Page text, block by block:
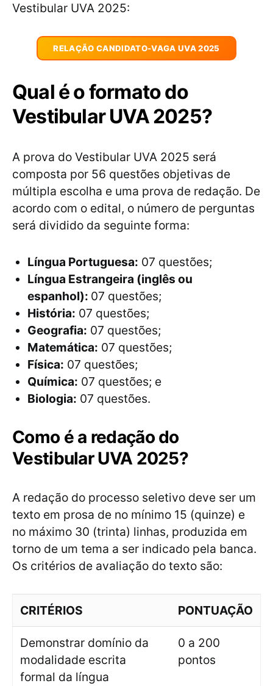
Vestibular UVA 2025:
RELAÇÃO CANDIDATO-VAGA UVA 2025
Qual é o formato do
Vestibular UVA 2025?
A prova do Vestibular UVA 2025 será
composta por 56 questões objetivas de
múltipla escolha e uma prova de redação. De
acordo com o edital, o número de perguntas
será dividido da seguinte forma:
Língua Portuguesa: 07 questões;
Língua Estrangeira (inglês ou
espanhol): 07 questões;
História: 07 questões;
Geografia: 07 questões;
Matemática: 07 questões;
Física: 07 questões;
Química: 07 questões; e
Biologia: 07 questões.
Como é a redação do
Vestibular UVA 2025?
A redação do processo seletivo deve ser um
texto em prosa de no mínimo 15 (quinze) e
no máximo 30 (trinta) linhas, produzida em
torno de um tema a ser indicado pela banca.
Os critérios de avaliação do texto são:
CRITÉRIOS PONTUAÇÃO
Demonstrar domínio da
modalidade escrita
formal da língua
0 a 200
pontos